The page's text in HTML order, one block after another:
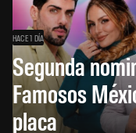
HACE 1 DÍA
Segunda
Famosos
placa